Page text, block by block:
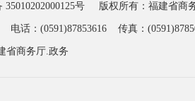
35010202000125号 版权所有：福建省商
电话：(0591)87853616 传真：
省商务厅.政务